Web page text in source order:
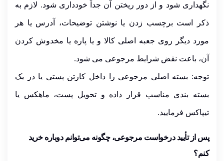
نگهداری شود و از دور ریختن آن جداً خودداری شود. لازم به
ذکر است برچسب زدن یا نوشتن توضیحات، آدرس یا هر
مورد دیگر روی جعبه اصلی کالا و یا پاره یا مخدوش کردن
آن، باعت نقض شرایط مرجوعی می شود.
توجه: بسته اصلی مرجوعی را داخل کارتن پستی یا در یک
بسته بندی مناسب قرار داده و تحویل پست، ماهکس یا
تیپاکس فرمایید.
پس از تأیید درخواست مرجوعی،چگونه می‌توانم دوباره خرید
کنم؟